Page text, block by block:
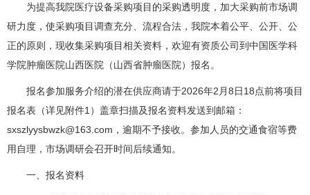
为提高我院医疗设备采购项目的采购透明度，加大采购前市场调
研力度，使采购项目调查充分、流程合法，我院本着公平、公开、公
正的原则，现收集采购项目相关资料，欢迎有资质公司到中国医学科
学院肿瘤医院山西医院（山西省肿瘤医院）报名。
报名参加服务介绍的潜在供应商请于2026年2月8日18点前将项目
报名表（详见附件1）盖章扫描及报名资料发送到邮箱：
sxszlyysbwzk@163.com，逾期不予接收。参加人员的交通食宿等费
用自理，市场调研会召开时间后续通知。
一、报名资料